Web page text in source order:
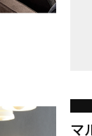
マ